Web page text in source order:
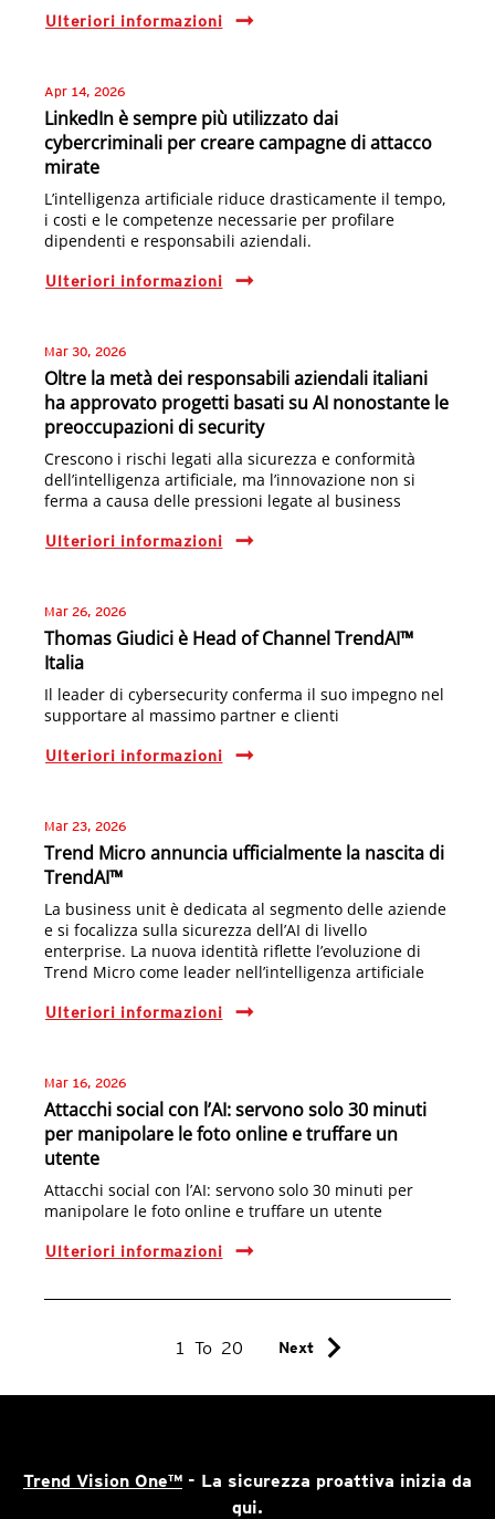
Ulteriori informazioni
Apr 14, 2026
LinkedIn è sempre più utilizzato dai
cybercriminali per creare campagne di attacco
mirate
L’intelligenza artificiale riduce drasticamente il tempo,
i costi e le competenze necessarie per profilare
dipendenti e responsabili aziendali.
Ulteriori informazioni
Mar 30, 2026
Oltre la metà dei responsabili aziendali italiani
ha approvato progetti basati su AI nonostante le
preoccupazioni di security
Crescono i rischi legati alla sicurezza e conformità
dell’intelligenza artificiale, ma l’innovazione non si
ferma a causa delle pressioni legate al business
Ulteriori informazioni
Mar 26, 2026
Thomas Giudici è Head of Channel TrendAI™
Italia
Il leader di cybersecurity conferma il suo impegno nel
supportare al massimo partner e clienti
Ulteriori informazioni
Mar 23, 2026
Trend Micro annuncia ufficialmente la nascita di
TrendAI™
La business unit è dedicata al segmento delle aziende
e si focalizza sulla sicurezza dell’AI di livello
enterprise. La nuova identità riflette l’evoluzione di
Trend Micro come leader nell’intelligenza artificiale
Ulteriori informazioni
Mar 16, 2026
Attacchi social con l’AI: servono solo 30 minuti
per manipolare le foto online e truffare un
utente
Attacchi social con l’AI: servono solo 30 minuti per
manipolare le foto online e truffare un utente
Ulteriori informazioni
1 To 20 Next chevron_right
Trend Vision One™ - La sicurezza proattiva inizia da
qui.